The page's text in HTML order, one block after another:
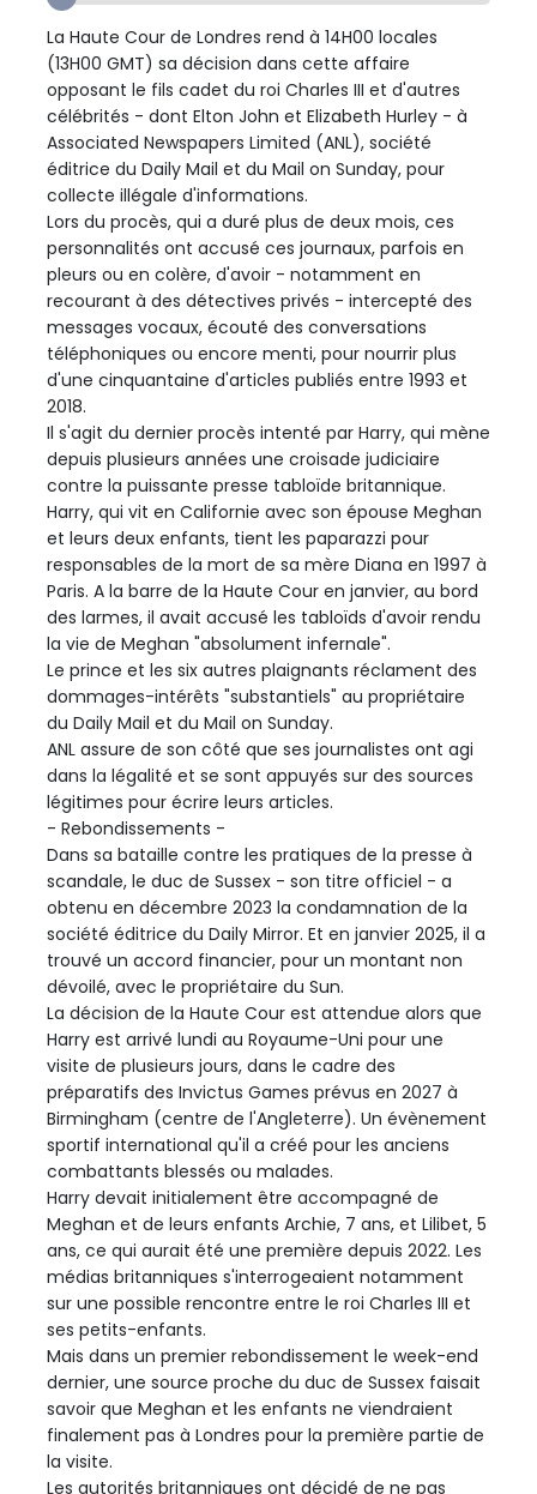
La Haute Cour de Londres rend à 14H00 locales
(13H00 GMT) sa décision dans cette affaire
opposant le fils cadet du roi Charles III et d'autres
célébrités - dont Elton John et Elizabeth Hurley - à
Associated Newspapers Limited (ANL), société
éditrice du Daily Mail et du Mail on Sunday, pour
collecte illégale d'informations.
Lors du procès, qui a duré plus de deux mois, ces
personnalités ont accusé ces journaux, parfois en
pleurs ou en colère, d'avoir - notamment en
recourant à des détectives privés - intercepté des
messages vocaux, écouté des conversations
téléphoniques ou encore menti, pour nourrir plus
d'une cinquantaine d'articles publiés entre 1993 et
2018.
Il s'agit du dernier procès intenté par Harry, qui mène
depuis plusieurs années une croisade judiciaire
contre la puissante presse tabloïde britannique.
Harry, qui vit en Californie avec son épouse Meghan
et leurs deux enfants, tient les paparazzi pour
responsables de la mort de sa mère Diana en 1997 à
Paris. A la barre de la Haute Cour en janvier, au bord
des larmes, il avait accusé les tabloïds d'avoir rendu
la vie de Meghan "absolument infernale".
Le prince et les six autres plaignants réclament des
dommages-intérêts "substantiels" au propriétaire
du Daily Mail et du Mail on Sunday.
ANL assure de son côté que ses journalistes ont agi
dans la légalité et se sont appuyés sur des sources
légitimes pour écrire leurs articles.
- Rebondissements -
Dans sa bataille contre les pratiques de la presse à
scandale, le duc de Sussex - son titre officiel - a
obtenu en décembre 2023 la condamnation de la
société éditrice du Daily Mirror. Et en janvier 2025, il a
trouvé un accord financier, pour un montant non
dévoilé, avec le propriétaire du Sun.
La décision de la Haute Cour est attendue alors que
Harry est arrivé lundi au Royaume-Uni pour une
visite de plusieurs jours, dans le cadre des
préparatifs des Invictus Games prévus en 2027 à
Birmingham (centre de l'Angleterre). Un évènement
sportif international qu'il a créé pour les anciens
combattants blessés ou malades.
Harry devait initialement être accompagné de
Meghan et de leurs enfants Archie, 7 ans, et Lilibet, 5
ans, ce qui aurait été une première depuis 2022. Les
médias britanniques s'interrogeaient notamment
sur une possible rencontre entre le roi Charles III et
ses petits-enfants.
Mais dans un premier rebondissement le week-end
dernier, une source proche du duc de Sussex faisait
savoir que Meghan et les enfants ne viendraient
finalement pas à Londres pour la première partie de
la visite.
Les autorités britanniques ont décidé de ne pas